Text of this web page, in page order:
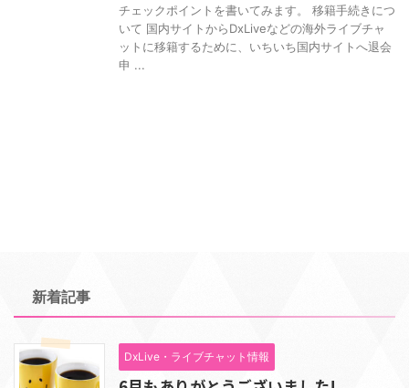
チェックポイントを書いてみます。 移籍手続きにつ
いて 国内サイトからDxLiveなどの海外ライブチャ
ットに移籍するために、いちいち国内サイトへ退会
申 ...
新着記事
DxLive・ライブチャット情報